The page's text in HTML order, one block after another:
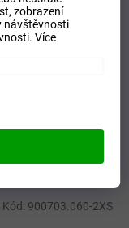
zobrazení
návštěvnosti
Více
Kód: 900703.060-2XS